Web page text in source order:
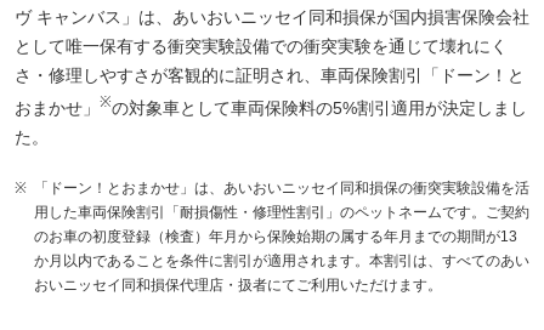
ヴ キャンバス」は、あいおいニッセイ同和損保が国内損害保険会社
として唯一保有する衝突実験設備での衝突実験を通じて壊れにく
さ・修理しやすさが客観的に証明され、車両保険割引「ドーン！と
おまかせ」
※の対象車として車両保険料の5%割引適用が決定しまし
た。
※
「ドーン！とおまかせ」は、あいおいニッセイ同和損保の衝突実験設備を活
用した車両保険割引「耐損傷性・修理性割引」のペットネームです。ご契約
のお車の初度登録（検査）年月から保険始期の属する年月までの期間が13
か月以内であることを条件に割引が適用されます。本割引は、すべてのあい
おいニッセイ同和損保代理店・扱者にてご利用いただけます。